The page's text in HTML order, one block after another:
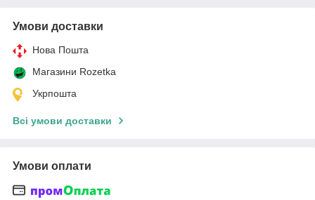
Умови доставки
Нова Пошта
Магазини Rozetka
Укрпошта
Всі умови доставки
Умови оплати